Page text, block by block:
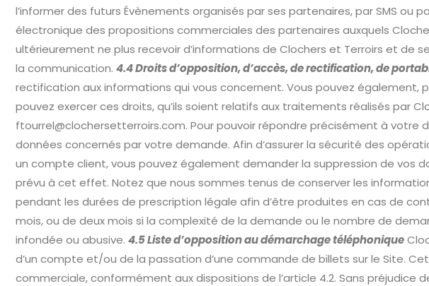
l’informer des futurs Évènements organisés par ses partenaires, par SMS ou
électronique des propositions commerciales des partenaires auxquels
ultérieurement ne plus recevoir d’informations de Clochers et Terroirs et de
la communication. 4.4 Droits d’opposition, d’accès, de rectification, de
rectification aux informations qui vous concernent. Vous pouvez
pouvez exercer ces droits, qu’ils soient relatifs aux traitements réalisés par
ftourrel@clochersetterroirs.com. Pour pouvoir répondre précisément à
données concernés par votre demande. Afin d’assurer la sécurité des
un compte client, vous pouvez également demander la suppression de vos
prévu à cet effet. Notez que nous sommes tenus de conserver les
pendant les durées de prescription légale afin d’être produites en cas de
mois, ou de deux mois si la complexité de la demande ou le nombre de
infondée ou abusive. 4.5 Liste d’opposition au démarchage téléphonique
d’un compte et/ou de la passation d’une commande de billets sur le Site.
commerciale, conformément aux dispositions de l’article 4.2. Sans